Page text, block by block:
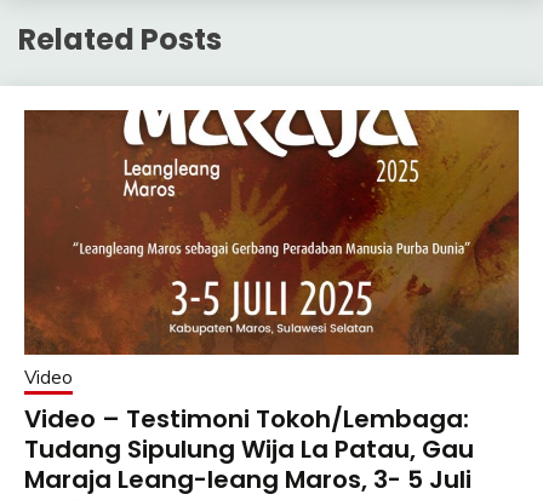
Related Posts
Video
Video – Testimoni Tokoh/Lembaga:
Tudang Sipulung Wija La Patau, Gau
Maraja Leang-leang Maros, 3- 5 Juli